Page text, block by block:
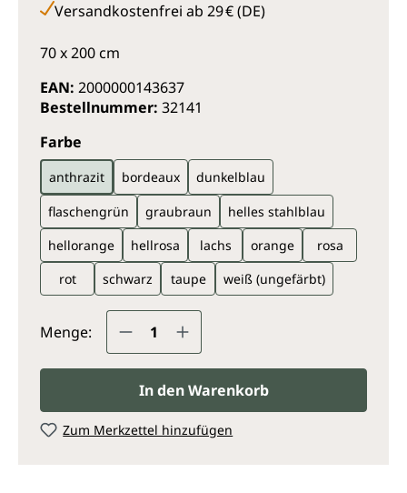
Versandkostenfrei ab 29 € (DE)
70 x 200 cm
EAN: 2000000143637
Bestellnummer: 32141
Farbe
anthrazit bordeaux
dunkelblau
flaschengrün
graubraun
helles stahlblau
hellorange
hellrosa lachs orange
rosa
rot
schwarz taupe weiß (ungefärbt)
Menge: Produkt Anzahl: Gib den
In den Warenkorb
Zum Merkzettel hinzufügen